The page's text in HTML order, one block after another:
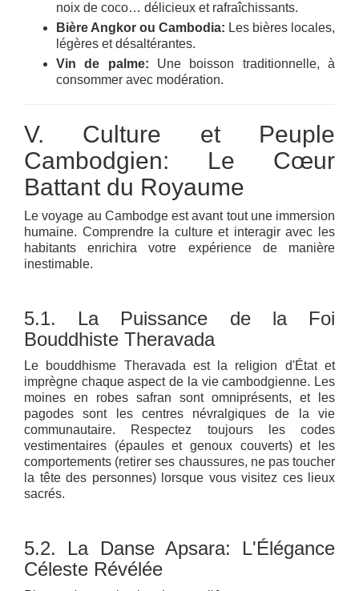
noix de coco… délicieux et rafraîchissants.
Bière Angkor ou Cambodia: Les bières locales,
légères et désaltérantes.
Vin de palme: Une boisson traditionnelle, à
consommer avec modération.
V. Culture et Peuple
Cambodgien: Le Cœur
Battant du Royaume
Le voyage au Cambodge est avant tout une immersion
humaine. Comprendre la culture et interagir avec les
habitants enrichira votre expérience de manière
inestimable.
5.1. La Puissance de la Foi
Bouddhiste Theravada
Le bouddhisme Theravada est la religion d'État et
imprègne chaque aspect de la vie cambodgienne. Les
moines en robes safran sont omniprésents, et les
pagodes sont les centres névralgiques de la vie
communautaire. Respectez toujours les codes
vestimentaires (épaules et genoux couverts) et les
comportements (retirer ses chaussures, ne pas toucher
la tête des personnes) lorsque vous visitez ces lieux
sacrés.
5.2. La Danse Apsara: L'Élégance
Céleste Révélée